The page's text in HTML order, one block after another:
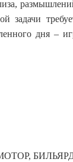
задачи
дня –
МОТОР,